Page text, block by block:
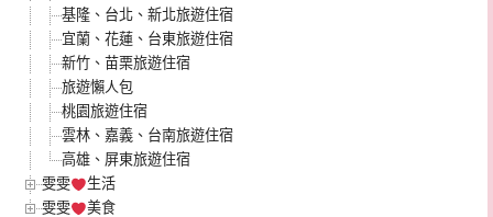
基隆、台北、新北旅遊住宿
宜蘭、花蓮、台東旅遊住宿
新竹、苗栗旅遊住宿
旅遊懶人包
桃園旅遊住宿
雲林、嘉義、台南旅遊住宿
高雄、屏東旅遊住宿
雯雯
生活
雯雯
美食